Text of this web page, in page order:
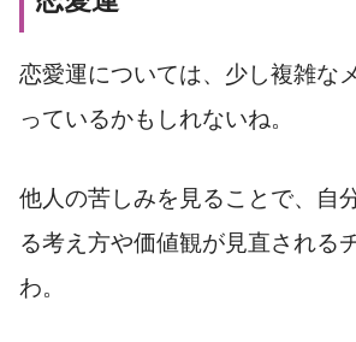
恋愛運については、少し複雑な
っているかもしれないね。
他人の苦しみを見ることで、自
る考え方や価値観が見直される
わ。